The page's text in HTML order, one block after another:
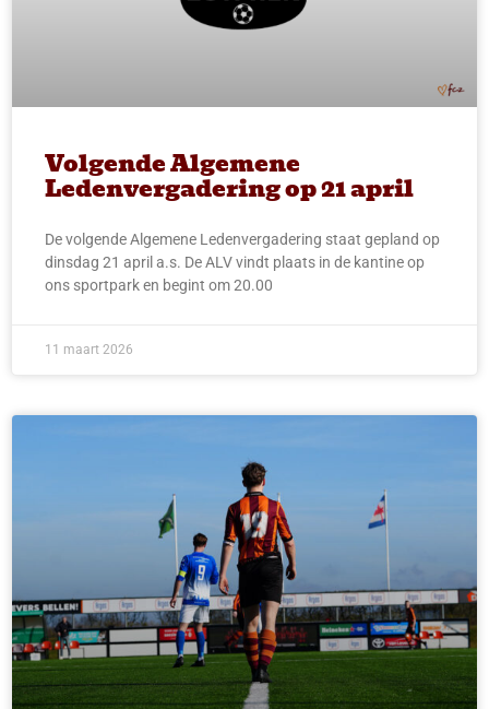
Volgende Algemene
Ledenvergadering op 21 april
De volgende Algemene Ledenvergadering staat gepland op
dinsdag 21 april a.s. De ALV vindt plaats in de kantine op
ons sportpark en begint om 20.00
11 maart 2026